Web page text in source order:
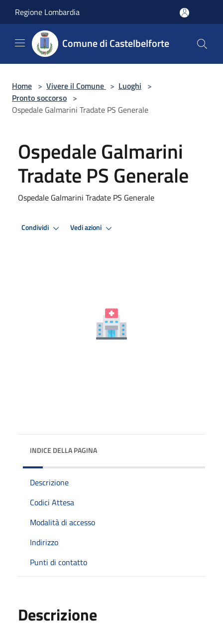
Regione Lombardia
Comune di Castelbelforte
Home > Vivere il Comune > Luoghi >
Pronto soccorso >
Ospedale Galmarini Tradate PS Generale
Ospedale Galmarini
Tradate PS Generale
Ospedale Galmarini Tradate PS Generale
Condividi Vedi azioni
INDICE DELLA PAGINA
Descrizione
Codici Attesa
Modalità di accesso
Indirizzo
Punti di contatto
Descrizione